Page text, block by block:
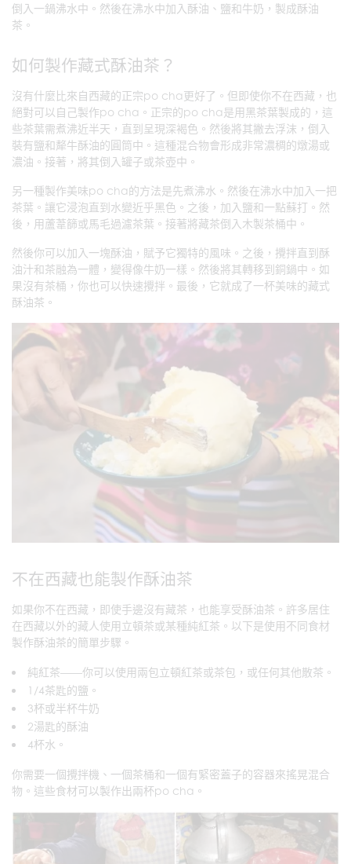
倒入一鍋沸水中。然後在沸水中加入酥油、鹽和牛奶，製成酥油
茶。
如何製作藏式酥油茶？
沒有什麼比來自西藏的正宗po cha更好了。但即使你不在西藏，也
絕對可以自己製作po cha。正宗的po cha是用黑茶葉製成的，這
些茶葉需煮沸近半天，直到呈現深褐色。然後將其撇去浮沫，倒入
裝有鹽和犛牛酥油的圓筒中。這種混合物會形成非常濃稠的燉湯或
濃油。接著，將其倒入罐子或茶壺中。
另一種製作美味po cha的方法是先煮沸水。然後在沸水中加入一把
茶葉。讓它浸泡直到水變近乎黑色。之後，加入鹽和一點蘇打。然
後，用蘆葦篩或馬毛過濾茶葉。接著將藏茶倒入木製茶桶中。
然後你可以加入一塊酥油，賦予它獨特的風味。之後，攪拌直到酥
油汁和茶融為一體，變得像牛奶一樣。然後將其轉移到銅鍋中。如
果沒有茶桶，你也可以快速攪拌。最後，它就成了一杯美味的藏式
酥油茶。
不在西藏也能製作酥油茶
如果你不在西藏，即使手邊沒有藏茶，也能享受酥油茶。許多居住
在西藏以外的藏人使用立頓茶或某種純紅茶。以下是使用不同食材
製作酥油茶的簡單步驟。
純紅茶——你可以使用兩包立頓紅茶或茶包，或任何其他散茶。
1/4茶匙的鹽。
3杯或半杯牛奶
2湯匙的酥油
4杯水。
你需要一個攪拌機、一個茶桶和一個有緊密蓋子的容器來搖晃混合
物。這些食材可以製作出兩杯po cha。